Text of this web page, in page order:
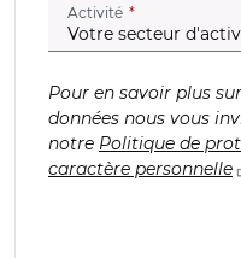
Activité (champ
Pour en savoir plus
données nous vous
notre Politique de
caractère personnelle